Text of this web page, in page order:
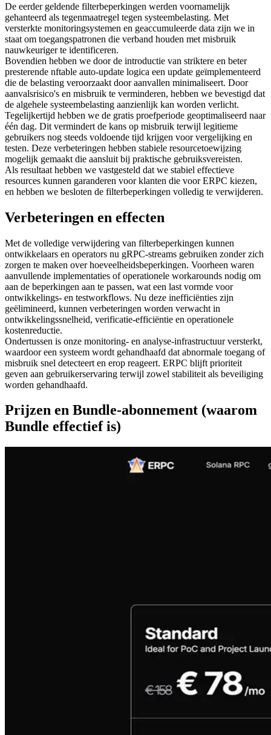
De eerder geldende filterbeperkingen werden voornamelijk
gehanteerd als tegenmaatregel tegen systeembelasting. Met
versterkte monitoringsystemen en geaccumuleerde data zijn we in
staat om toegangspatronen die verband houden met misbruik
nauwkeuriger te identificeren.
Bovendien hebben we door de introductie van striktere en beter
presterende nftable auto-update logica een update geïmplementeerd
die de belasting veroorzaakt door aanvallen minimaliseert. Door
aanvalsrisico's en misbruik te verminderen, hebben we bevestigd dat
de algehele systeembelasting aanzienlijk kan worden verlicht.
Tegelijkertijd hebben we de gratis proefperiode geoptimaliseerd naar
één dag. Dit vermindert de kans op misbruik terwijl legitieme
gebruikers nog steeds voldoende tijd krijgen voor vergelijking en
testen. Deze verbeteringen hebben stabiele resourcetoewijzing
mogelijk gemaakt die aansluit bij praktische gebruiksvereisten.
Als resultaat hebben we vastgesteld dat we stabiel effectieve
resources kunnen garanderen voor klanten die voor ERPC kiezen,
en hebben we besloten de filterbeperkingen volledig te verwijderen.
Verbeteringen en effecten
Met de volledige verwijdering van filterbeperkingen kunnen
ontwikkelaars en operators nu gRPC-streams gebruiken zonder zich
zorgen te maken over hoeveelheidsbeperkingen. Voorheen waren
aanvullende implementaties of operationele workarounds nodig om
aan de beperkingen aan te passen, wat een last vormde voor
ontwikkelings- en testworkflows. Nu deze inefficiënties zijn
geëlimineerd, kunnen verbeteringen worden verwacht in
ontwikkelingssnelheid, verificatie-efficiëntie en operationele
kostenreductie.
Ondertussen is onze monitoring- en analyse-infrastructuur versterkt,
waardoor een systeem wordt gehandhaafd dat abnormale toegang of
misbruik snel detecteert en erop reageert. ERPC blijft prioriteit
geven aan gebruikerservaring terwijl zowel stabiliteit als beveiliging
worden gehandhaafd.
Prijzen en Bundle-abonnement (waarom
Bundle effectief is)